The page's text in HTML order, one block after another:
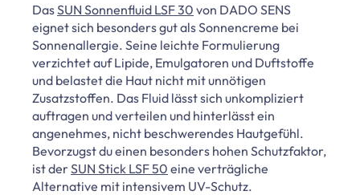
DasSUN Sonnenfluid LSF 30 von DADO SENS
eignet sich besonders gut als Sonnencreme bei
Sonnenallergie. Seine leichte Formulierung
verzichtet auf Lipide, Emulgatoren und Duftstoffe
und belastet die Haut nicht mit unnötigen
Zusatzstoffen. Das Fluid lässt sich unkompliziert
auftragen und verteilen und hinterlässt ein
angenehmes, nicht beschwerendes Hautgefühl.
Bevorzugst du einen besonders hohen Schutzfaktor,
ist derSUN Stick LSF 50 eine verträgliche
Alternative mit intensivem UV-Schutz.